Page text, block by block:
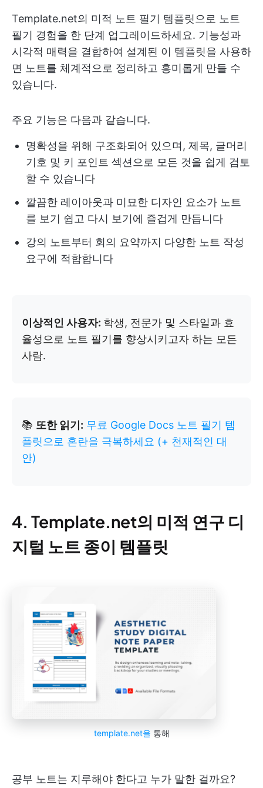
Template.net의 미적 노트 필기 템플릿으로 노트
필기 경험을 한 단계 업그레이드하세요. 기능성과
시각적 매력을 결합하여 설계된 이 템플릿을 사용하
면 노트를 체계적으로 정리하고 흥미롭게 만들 수
있습니다.
주요 기능은 다음과 같습니다.
명확성을 위해 구조화되어 있으며, 제목, 글머리
기호 및 키 포인트 섹션으로 모든 것을 쉽게 검토
할 수 있습니다
깔끔한 레이아웃과 미묘한 디자인 요소가 노트
를 보기 쉽고 다시 보기에 즐겁게 만듭니다
강의 노트부터 회의 요약까지 다양한 노트 작성
요구에 적합합니다
이상적인 사용자: 학생, 전문가 및 스타일과 효
율성으로 노트 필기를 향상시키고자 하는 모든
사람.
📚 또한 읽기: 무료 Google Docs 노트 필기 템
플릿으로 혼란을 극복하세요 (+ 천재적인 대
안)
4. Template.net의 미적 연구 디
지털 노트 종이 템플릿
template.net을 통해
공부 노트는 지루해야 한다고 누가 말한 걸까요?